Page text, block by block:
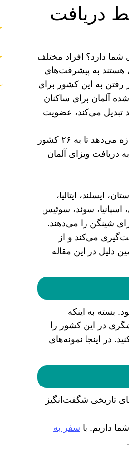
دریافت
شما دارد؟ افراد مختلف
هستند به پیشرفت‌های
رفتن به این کشور برای
آلمان برای ساکنان
تبدیل می‌کند، عضویت
در واقع، ویزای آلمان نه تنها مجوز ورود قانونی به این کشور است، بلکه به شما اجازه می‌دهد تا به ۲۶ کشور
دریافت ویزای آلمان
ایسلند، ایتالیا،
اسپانیا، سوئد، سوئیس
شینگن را می‌دهند.
می‌کند و از
دلیل در این مقاله
بسته به اینکه
در این کشور را
در اینجا نمونه‌های
تاریخی شگفت‌انگیز
داریم. با سفر به